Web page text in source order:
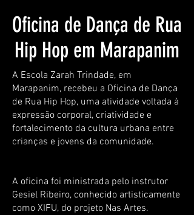
Oficina de Dança de Rua
Hip Hop em Marapanim
A Escola Zarah Trindade, em
Marapanim, recebeu a Oficina de Dança
de Rua Hip Hop, uma atividade voltada à
expressão corporal, criatividade e
fortalecimento da cultura urbana entre
crianças e jovens da comunidade.
A oficina foi ministrada pelo instrutor
Gesiel Ribeiro, conhecido artisticamente
como XIFU, do projeto Nas Artes.